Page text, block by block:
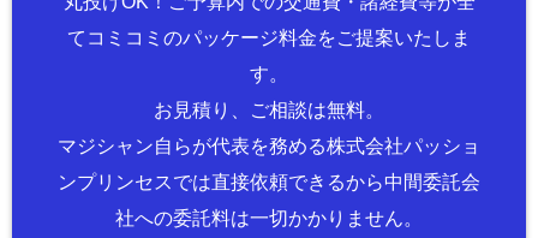
てコミコミのパッケージ料金をご提案いたしま
す。
お見積り、ご相談は無料。
マジシャン自らが代表を務める株式会社パッショ
ンプリンセスでは直接依頼できるから中間委託会
社への委託料は一切かかりません。